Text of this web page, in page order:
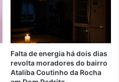
Falta de energia há dois dias
revolta moradores do bairro
Ataliba Coutinho da Rocha